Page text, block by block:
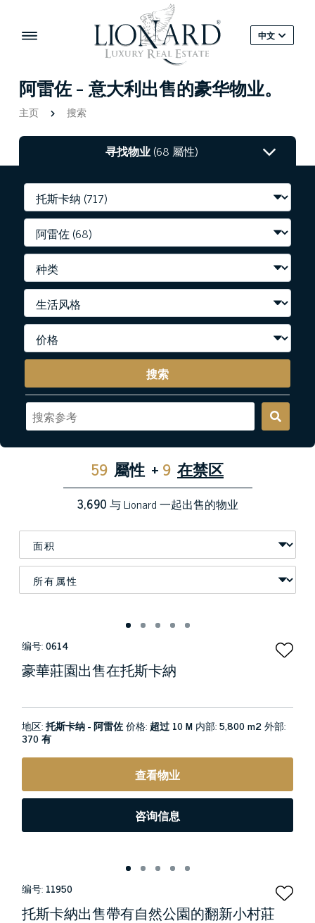
中文
阿雷佐 - 意大利出售的豪华物业。
主页 搜索
寻找物业(68 屬性)
搜索
59 屬性 + 9 在禁区
3,690与 Lionard 一起出售的物业
编号:0614
豪華莊園出售在托斯卡納
地区:托斯卡纳 - 阿雷佐价格: 超过 10 M 内部:5,800 m2外部:
370 有
查看物业
咨询信息
编号: 11950
托斯卡納出售帶有自然公園的翻新小村莊